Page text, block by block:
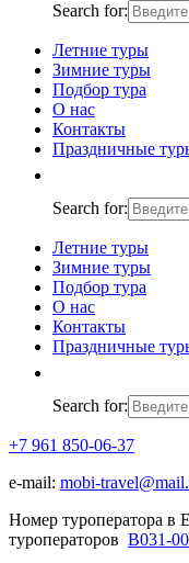
Search for:
Летние туры
Зимние туры
Подбор тура
О нас
Контакты
Праздничные
Search for:
Летние туры
Зимние туры
Подбор тура
О нас
Контакты
Праздничные
Search for:
+7 961 850-06-37
e-mail: mobi-
Номер туроператора в
туроператоров В031-